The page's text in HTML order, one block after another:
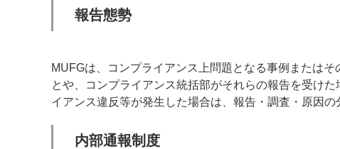
報告態勢
MUFGは、コンプライアンス上問題となる事例または
とや、コンプライアンス統括部がそれらの報告を受け
イアンス違反等が発生した場合は、報告・調査・原因
内部通報制度